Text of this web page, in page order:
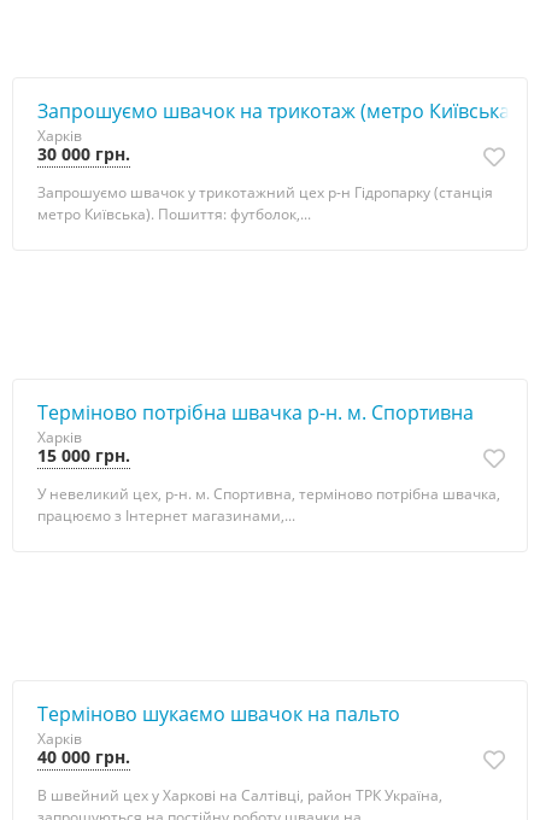
Запрошуємо швачок на трикотаж (метро Київська)
Харків
30 000 грн.
Запрошуємо швачок у трикотажний цех р-н Гідропарку (станція
метро Київська). Пошиття: футболок,...
Терміново потрібна швачка р-н. м. Спортивна
Харків
15 000 грн.
У невеликий цех, р-н. м. Спортивна, терміново потрібна швачка,
працюємо з Інтернет магазинами,...
Терміново шукаємо швачок на пальто
Харків
40 000 грн.
В швейний цех у Харкові на Салтівці, район ТРК Україна,